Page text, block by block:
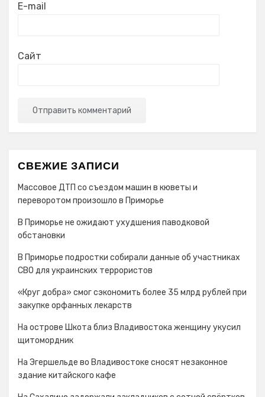
E-mail
Сайт
СВЕЖИЕ ЗАПИСИ
Массовое ДТП со съездом машин в кюветы и
переворотом произошло в Приморье
В Приморье не ожидают ухудшения паводковой
обстановки
В Приморье подростки собирали данные об участниках
СВО для украинских террористов
«Круг добра» смог сэкономить более 35 млрд рублей при
закупке орфанных лекарств
На острове Шкота близ Владивостока женщину укусил
щитомордник
На Эгершельде во Владивостоке сносят незаконное
здание китайского кафе